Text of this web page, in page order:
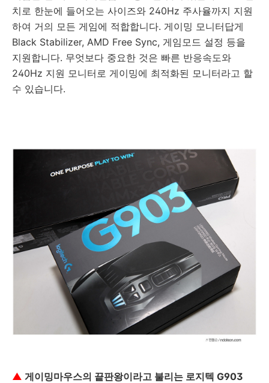
치로 한눈에 들어오는 사이즈와 240Hz 주사율까지 지원
하여 거의 모든 게임에 적합합니다. 게이밍 모니터답게
Black Stabilizer, AMD Free Sync, 게임모드 설정 등을
지원합니다. 무엇보다 중요한 것은 빠른 반응속도와
240Hz 지원 모니터로 게이밍에 최적화된 모니터라고 할
수 있습니다.
▲ 게이밍마우스의 끝판왕이라고 불리는 로지텍 G903